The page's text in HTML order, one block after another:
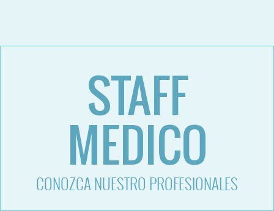
STAFF
MEDICO
CONOZCA NUESTRO PROFESIONALES